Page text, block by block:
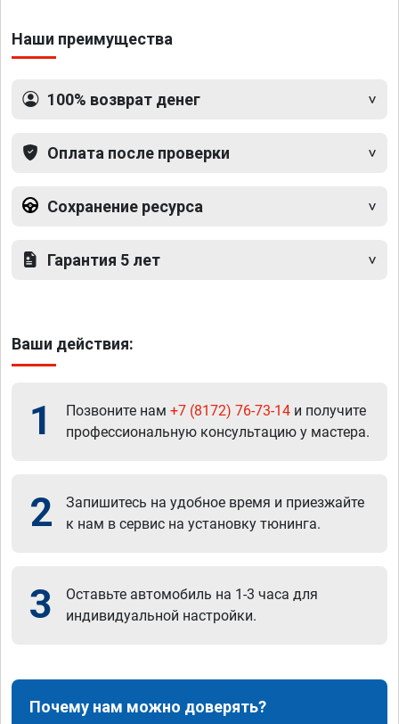
Наши преимущества
100% возврат денег
Оплата после проверки
Сохранение ресурса
Гарантия 5 лет
Ваши действия:
1 Позвоните нам +7 (8172) 76-73-14 и получите
профессиональную консультацию у мастера.
2
Запишитесь на удобное время и приезжайте
к нам в сервис на установку тюнинга.
3
Оставьте автомобиль на 1-3 часа для
индивидуальной настройки.
Почему нам можно доверять?